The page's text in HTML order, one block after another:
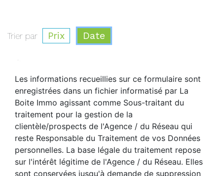
Trier par Prix Date
Les informations recueillies sur ce formulaire sont
enregistrées dans un fichier informatisé par La
Boite Immo agissant comme Sous-traitant du
traitement pour la gestion de la
clientèle/prospects de l'Agence / du Réseau qui
reste Responsable du Traitement de vos Données
personnelles. La base légale du traitement repose
sur l'intérêt légitime de l'Agence / du Réseau. Elles
sont conservées jusqu'à demande de suppression